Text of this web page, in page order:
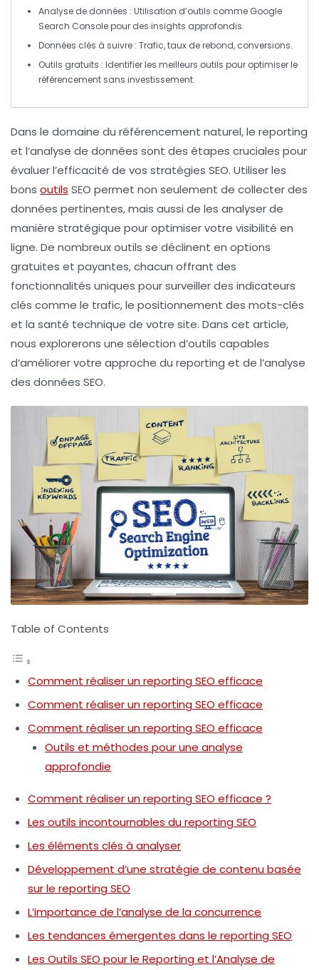
Analyse de données : Utilisation d’outils comme Google
Search Consolepour des insights approfondis.
Données clés à suivre : Trafic, taux de rebond, conversions.
Outils gratuits : Identifier les meilleurs outils pour optimiser le
référencement sans investissement.
Dans le domaine du référencement naturel, le reporting
et l’analyse de données sont des étapes cruciales pour
évaluer l’efficacité de vos stratégies SEO. Utiliser les
bons outils SEO permet non seulement de collecter des
données pertinentes, mais aussi de les analyser de
manière stratégique pour optimiser votre visibilité en
ligne. De nombreux outils se déclinent en options
gratuites et payantes, chacun offrant des
fonctionnalités uniques pour surveiller des indicateurs
clés comme le trafic, le positionnement des mots-clés
et la santé technique de votre site. Dans cet article,
nous explorerons une sélection d’outils capables
d’améliorer votre approche du reporting et de l’analyse
des données SEO.
Table of Contents
Comment réaliser un reporting SEO efficace
Comment réaliser un reporting SEO efficace
Comment réaliser un reporting SEO efficace
Outils et méthodes pour une analyse
approfondie
Comment réaliser un reporting SEO efficace ?
Les outils incontournables du reporting SEO
Les éléments clés à analyser
Développement d’une stratégie de contenu basée
sur le reporting SEO
L’importance de l’analyse de la concurrence
Les tendances émergentes dans le reporting SEO
Les Outils SEO pour le Reporting et l’Analyse de